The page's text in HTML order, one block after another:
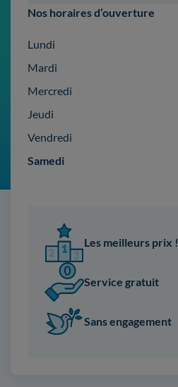
Nos horaires d’ouverture
Lundi
Mardi
Mercredi
Jeudi
Vendredi
Samedi
Les meilleurs prix !
Service gratuit
Sans engagement